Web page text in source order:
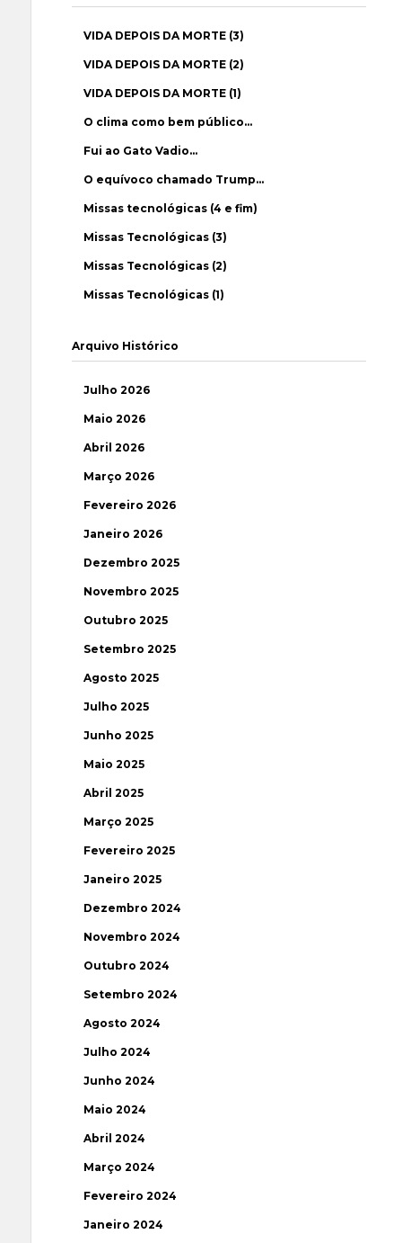
VIDA DEPOIS DA MORTE (3)
VIDA DEPOIS DA MORTE (2)
VIDA DEPOIS DA MORTE (1)
O clima como bem público…
Fui ao Gato Vadio…
O equívoco chamado Trump…
Missas tecnológicas (4 e fim)
Missas Tecnológicas (3)
Missas Tecnológicas (2)
Missas Tecnológicas (1)
Arquivo Histórico
Julho 2026
Maio 2026
Abril 2026
Março 2026
Fevereiro 2026
Janeiro 2026
Dezembro 2025
Novembro 2025
Outubro 2025
Setembro 2025
Agosto 2025
Julho 2025
Junho 2025
Maio 2025
Abril 2025
Março 2025
Fevereiro 2025
Janeiro 2025
Dezembro 2024
Novembro 2024
Outubro 2024
Setembro 2024
Agosto 2024
Julho 2024
Junho 2024
Maio 2024
Abril 2024
Março 2024
Fevereiro 2024
Janeiro 2024